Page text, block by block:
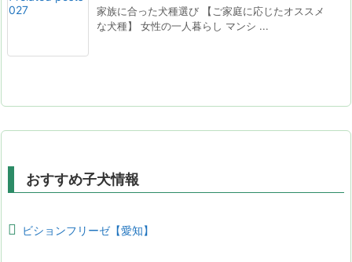
家族に合った犬種選び 【ご家庭に応じたオススメ
な犬種】 女性の一人暮らし マンシ ...
おすすめ子犬情報
ビションフリーゼ【愛知】